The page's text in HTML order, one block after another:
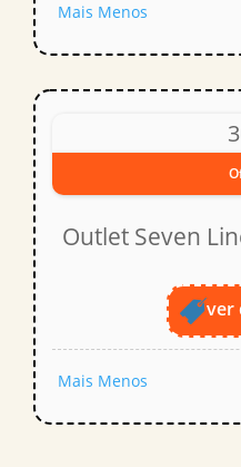
Mais Menos
Outlet Seven
ver
Mais Menos